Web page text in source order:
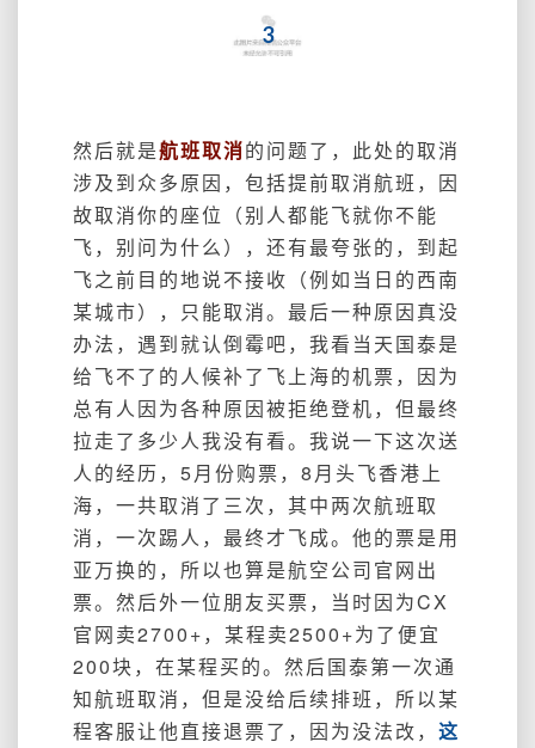
3
然后就是航班取消的问题了，此处的取消
涉及到众多原因，包括提前取消航班，因
故取消你的座位（别人都能飞就你不能
飞，别问为什么），还有最夸张的，到起
飞之前目的地说不接收（例如当日的西南
某城市），只能取消。最后一种原因真没
办法，遇到就认倒霉吧，我看当天国泰是
给飞不了的人候补了飞上海的机票，因为
总有人因为各种原因被拒绝登机，但最终
拉走了多少人我没有看。我说一下这次送
人的经历，5月份购票，8月头飞香港上
海，一共取消了三次，其中两次航班取
消，一次踢人，最终才飞成。他的票是用
亚万换的，所以也算是航空公司官网出
票。然后外一位朋友买票，当时因为CX
官网卖2700+，某程卖2500+为了便宜
200块，在某程买的。然后国泰第一次通
知航班取消，但是没给后续排班，所以某
程客服让他直接退票了，因为没法改， 这